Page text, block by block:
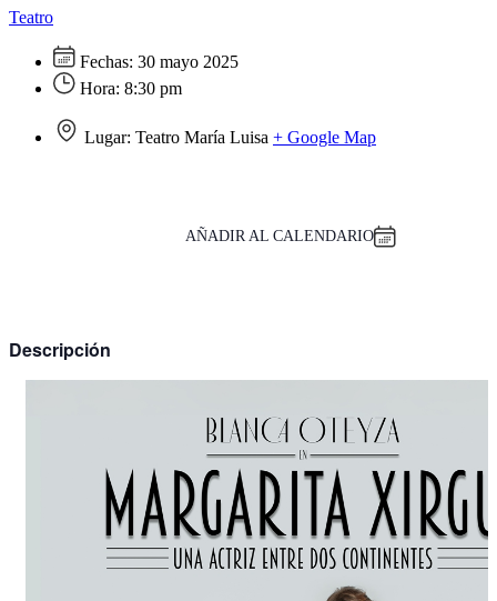
Teatro
Fechas: 30 mayo 2025
Hora: 8:30 pm
Lugar: Teatro María Luisa + Google Map
AÑADIR AL CALENDARIO
Descripción